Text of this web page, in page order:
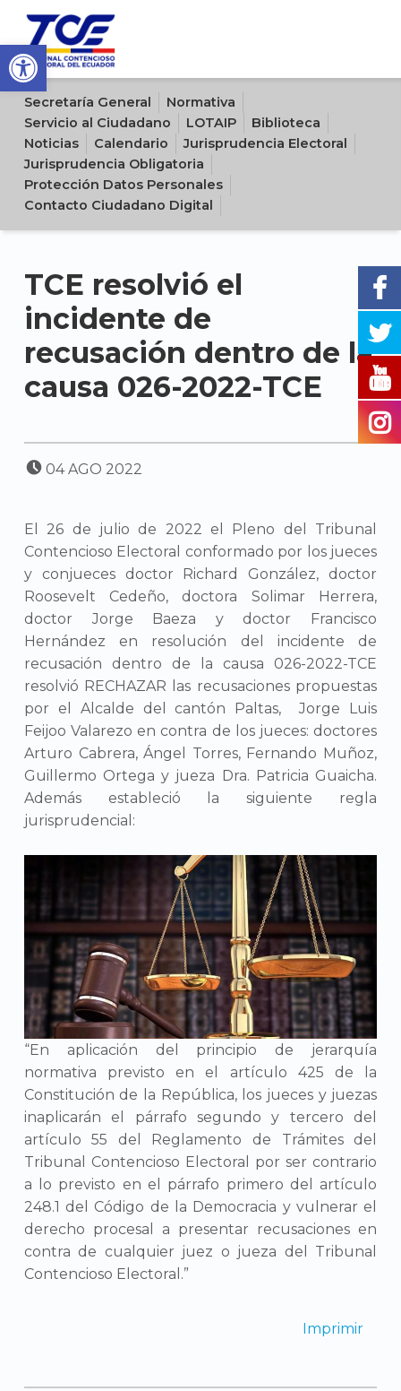
Open toolbar
Sitio oficial del Tribunal Contencioso Electoral del Ecuador
Secretaría General
Normativa
Servicio al Ciudadano
LOTAIP
Biblioteca
Noticias
Calendario
Jurisprudencia Electoral
Jurisprudencia Obligatoria
Protección Datos Personales
Contacto Ciudadano Digital
TCE resolvió el
incidente de
recusación dentro de la
causa 026-2022-TCE
POSTED ON:
04 AGO 2022
El 26 de julio de 2022 el Pleno del Tribunal
Contencioso Electoral conformado por los jueces
y conjueces doctor Richard González, doctor
Roosevelt Cedeño, doctora Solimar Herrera,
doctor Jorge Baeza y doctor Francisco
Hernández en resolución del incidente de
recusación dentro de la causa 026-2022-TCE
resolvió RECHAZAR las recusaciones propuestas
por el Alcalde del cantón Paltas, Jorge Luis
Feijoo Valarezo en contra de los jueces: doctores
Arturo Cabrera, Ángel Torres, Fernando Muñoz,
Guillermo Ortega y jueza Dra. Patricia Guaicha.
Además estableció la siguiente regla
jurisprudencial:
“En aplicación del principio de jerarquía
normativa previsto en el artículo 425 de la
Constitución de la República, los jueces y juezas
inaplicarán el párrafo segundo y tercero del
artículo 55 del Reglamento de Trámites del
Tribunal Contencioso Electoral por ser contrario
a lo previsto en el párrafo primero del artículo
248.1 del Código de la Democracia y vulnerar el
derecho procesal a presentar recusaciones en
contra de cualquier juez o jueza del Tribunal
Contencioso Electoral.”
Imprimir